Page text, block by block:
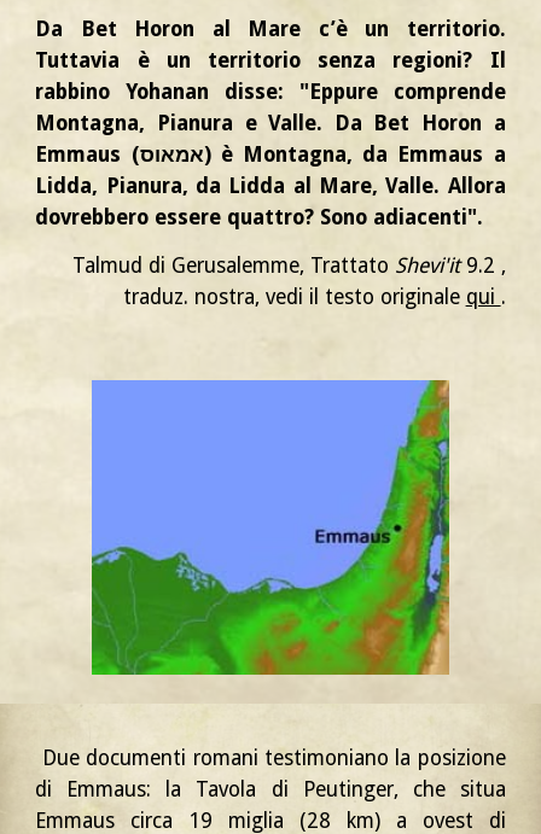
Da Bet Horon al Mare c’è un territorio.
Tuttavia è un territorio senza regioni? Il
rabbino Yohanan disse: "Eppure comprende
Montagna, Pianura e Valle. Da Bet Horon a
Emmaus (אמאוס) è Montagna, da Emmaus a
Lidda, Pianura, da Lidda al Mare, Valle. Allora
dovrebbero essere quattro? Sono adiacenti".
Talmud di Gerusalemme, Trattato Shevi'it9.2 ,
traduz. nostra, vedi il testo originale qui .
Due documenti romani testimoniano la posizione
di Emmaus: la Tavola di Peutinger, che situa
Emmaus circa 19 miglia (28 km) a ovest di